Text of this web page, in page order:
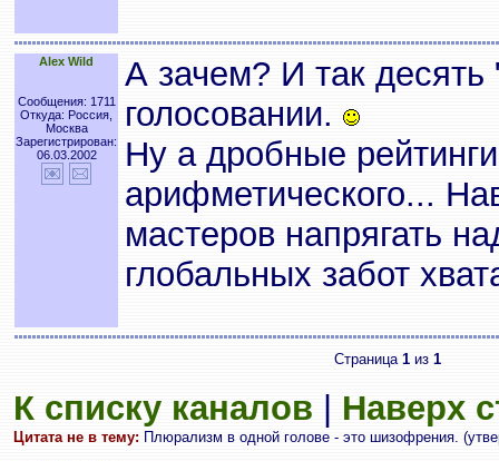
Alex Wild
Сообщения: 1711
Откуда: Россия,
Москва
Зарегистрирован:
06.03.2002
А зачем? И так
голосовании.
Ну а дробные
арифметического...
мастеров напрягать
глобальных забот
Страница 1 из 1
К списку каналов Наверх
Цитата не в тему: Плюрализм в одной голове - это шизофрения.